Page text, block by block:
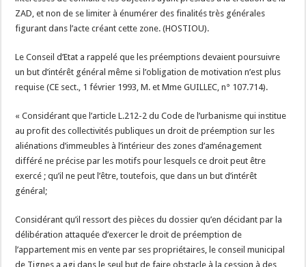
ZAD, et non de se limiter à énumérer des finalités très générales
figurant dans l’acte créant cette zone. (HOSTIOU).
Le Conseil d’Etat a rappelé que les préemptions devaient poursuivre
un but d’intérêt général même si l’obligation de motivation n’est plus
requise (CE sect., 1 février 1993, M. et Mme GUILLEC, n° 107.714).
« Considérant que l’article L.212-2 du Code de l’urbanisme qui institue
au profit des collectivités publiques un droit de préemption sur les
aliénations d’immeubles à l’intérieur des zones d’aménagement
différé ne précise par les motifs pour lesquels ce droit peut être
exercé ; qu’il ne peut l’être, toutefois, que dans un but d’intérêt
général;
Considérant qu’il ressort des pièces du dossier qu’en décidant par la
délibération attaquée d’exercer le droit de préemption de
l’appartement mis en vente par ses propriétaires, le conseil municipal
de Tignes a agi dans le seul but de faire obstacle à la cession à des